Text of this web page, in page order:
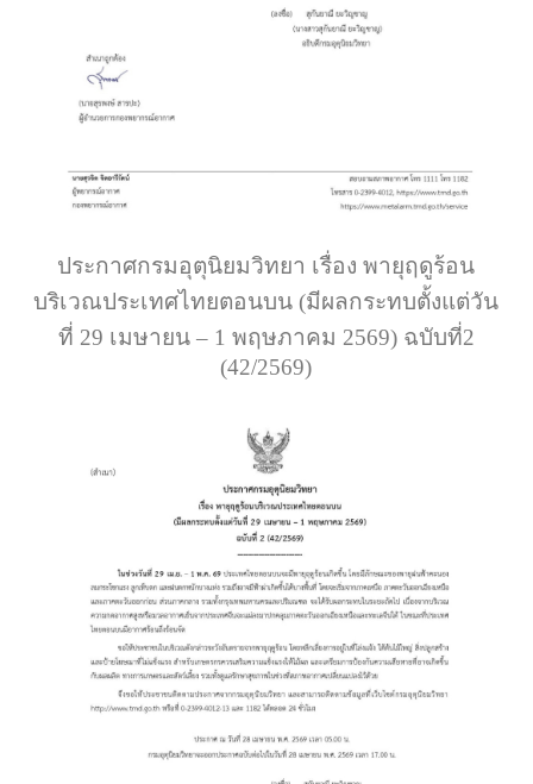
ประกาศกรมอุตุนิยมวิทยา เรื่อง พายุฤดูร้อน
บริเวณประเทศไทยตอนบน (มีผลกระทบตั้งแต่วัน
ที่ 29 เมษายน – 1 พฤษภาคม 2569) ฉบับที่2
(42/2569)